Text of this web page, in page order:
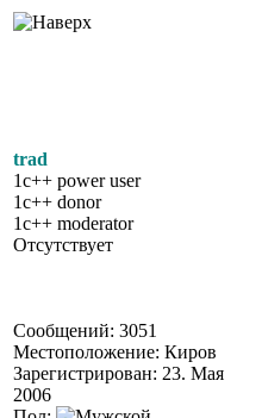
trad
1c++ power user
1c++ donor
1c++ moderator
Отсутствует
Сообщений: 3051
Местоположение: Киров
Зарегистрирован: 23. Мая
2006